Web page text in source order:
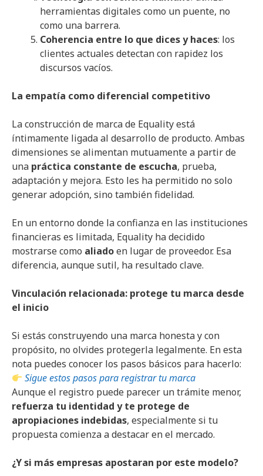
herramientas digitales como un puente, no
como una barrera.
Coherencia entre lo que dices y haces: los
clientes actuales detectan con rapidez los
discursos vacíos.
La empatía como diferencial competitivo
La construcción de marca de Equality está
íntimamente ligada al desarrollo de producto. Ambas
dimensiones se alimentan mutuamente a partir de
una práctica constante de escucha, prueba,
adaptación y mejora. Esto les ha permitido no solo
generar adopción, sino también fidelidad.
En un entorno donde la confianza en las instituciones
financieras es limitada, Equality ha decidido
mostrarse como aliadoen lugar de proveedor. Esa
diferencia, aunque sutil, ha resultado clave.
Vinculación relacionada: protege tu marca desde
el inicio
Si estás construyendo una marca honesta y con
propósito, no olvides protegerla legalmente. En esta
nota puedes conocer los pasos básicos para hacerlo:
Sigue estos pasos para registrar tu marca
Aunque el registro puede parecer un trámite menor,
refuerza tu identidad y te protege de
apropiaciones indebidas, especialmente si tu
propuesta comienza a destacar en el mercado.
¿Y si más empresas apostaran por este modelo?